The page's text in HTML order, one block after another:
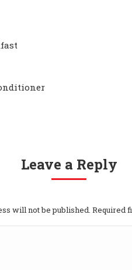
Leave a Reply
will not be published. Required